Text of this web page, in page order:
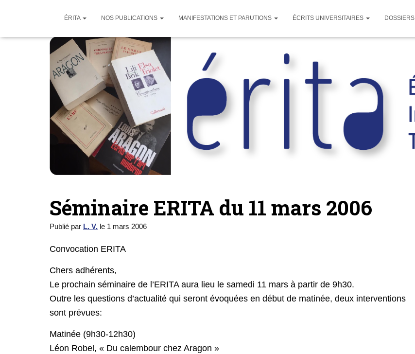
ÉRITA NOS PUBLICATIONS MANIFESTATIONS ET PARUTIONS ÉCRITS UNIVERSITAIRES DOSSIERS
Séminaire ERITA du 11 mars 2006
Publié par L. V. le 1 mars 2006
Convocation ERITA
Chers adhérents,
Le prochain séminaire de l’ERITA aura lieu le samedi 11 mars à partir de 9h30.
Outre les questions d’actualité qui seront évoquées en début de matinée, deux interventions
sont prévues:
Matinée (9h30-12h30)
Léon Robel, « Du calembour chez Aragon »